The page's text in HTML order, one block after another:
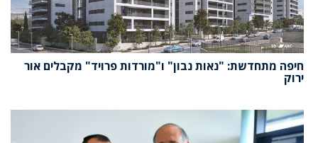
חיפה מתחדשת: "נאות נבון" ו"מורדות פרויד" מקבלים אור
ירוק